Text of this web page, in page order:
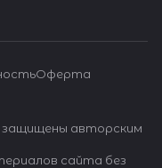
Оферта
защищены авторским
сайта без